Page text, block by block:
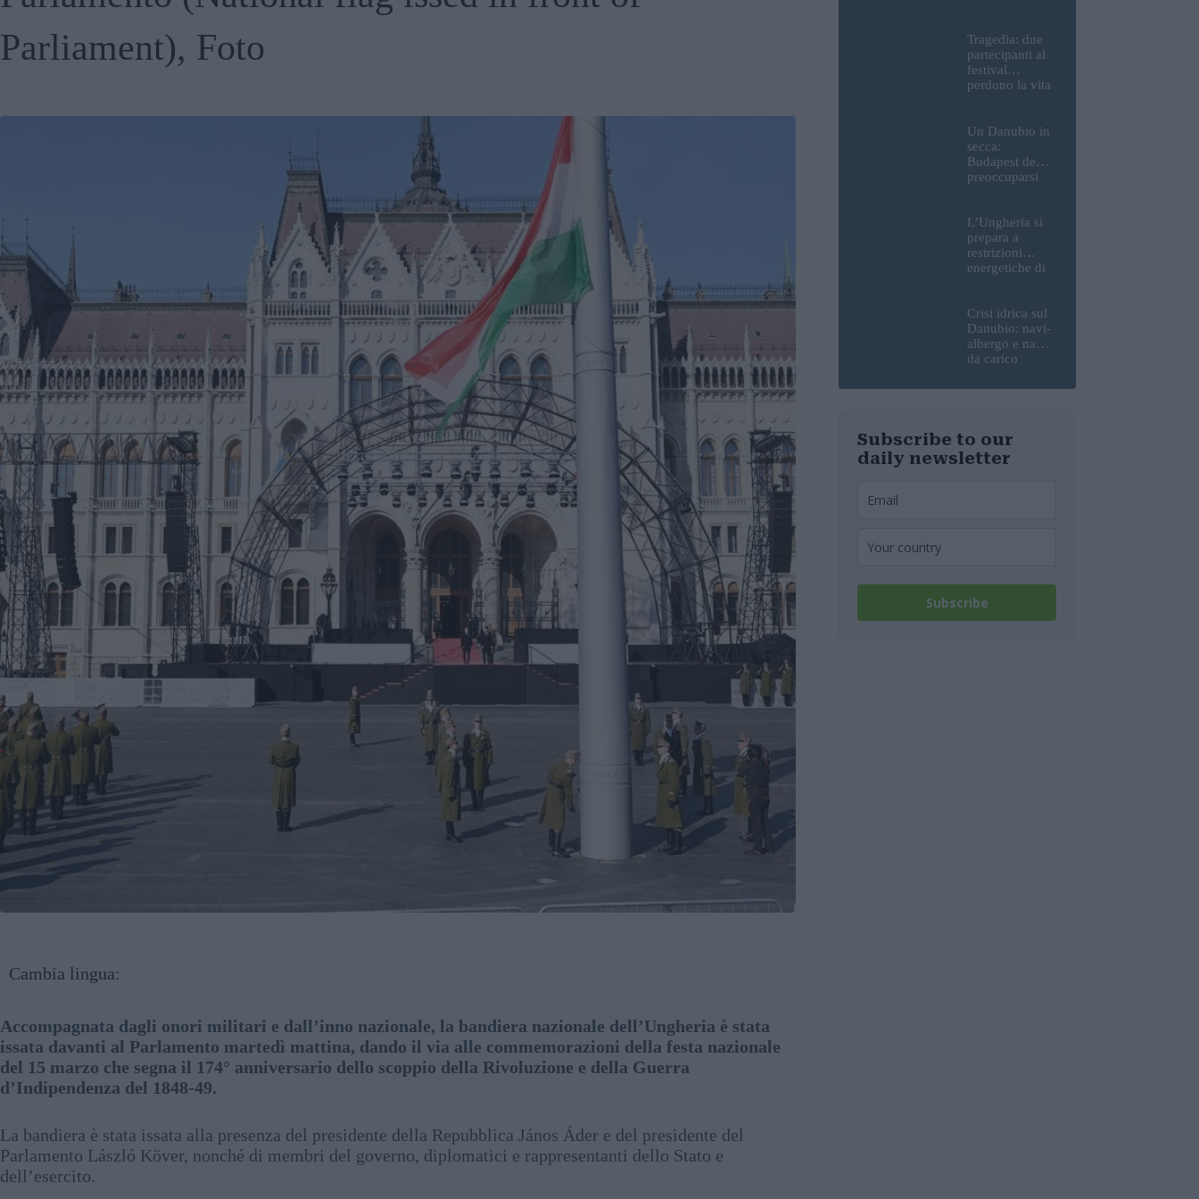
Parliament), Foto
Cambia lingua:
Accompagnata dagli onori militari e dall’inno nazionale, la bandiera nazionale dell’Ungheria è stata
issata davanti al Parlamento martedì mattina, dando il via alle commemorazioni della festa nazionale
del 15 marzo che segna il 174° anniversario dello scoppio della Rivoluzione e della Guerra
d’Indipendenza del 1848-49.
La bandiera è stata issata alla presenza del presidente della Repubblica János Áder e del presidente del
Parlamento László Köver, nonché di membri del governo, diplomatici e rappresentanti dello Stato e
dell’esercito.
Buda e della
Cittadella
verranno
spente
Tragedia: due
partecipanti al
festival
perdono la vita
Ungheria
Un Danubio in
secca:
Budapest deve
preoccuparsi
mento idrico?
Un esperto
mette in luce
un fatto
L’Ungheria si
prepara a
restrizioni
energetiche di
nucleare di
Paks potrebbe
chiudere
questo fine
Crisi idrica sul
Danubio: navi-
albergo e navi
da carico
Ungheria
Subscribe to our
daily newsletter
Subscribe